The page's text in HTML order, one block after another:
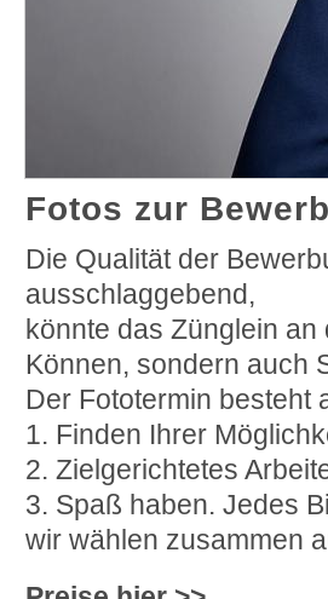
Fotos zur
Die Qualität der
ausschlaggebend,
könnte das Zünglein
Können, sondern auch
Der Fototermin besteht
1. Finden Ihrer
2. Zielgerichtetes
3. Spaß haben. Jedes
wir wählen zusammen